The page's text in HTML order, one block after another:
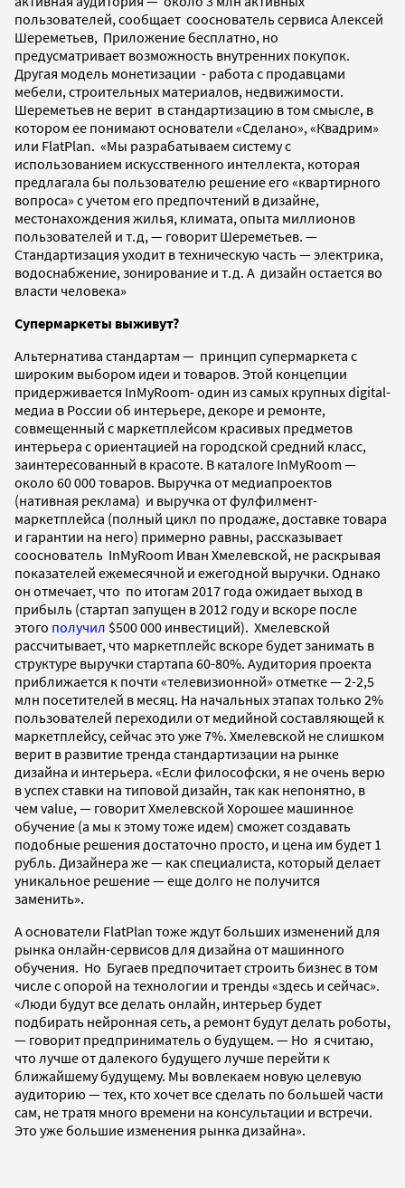
пользователей, сообщает сооснователь сервиса Алексей
Шереметьев, Приложение бесплатно, но
предусматривает возможность внутренних покупок.
Другая модель монетизации - работа с продавцами
мебели, строительных материалов, недвижимости.
Шереметьев не верит в стандартизацию в том смысле, в
котором ее понимают основатели «Сделано», «Квадрим»
или FlatPlan. «Мы разрабатываем систему с
использованием искусственного интеллекта, которая
предлагала бы пользователю решение его «квартирного
вопроса» с учетом его предпочтений в дизайне,
местонахождения жилья, климата, опыта миллионов
пользователей и т.д, — говорит Шереметьев. —
Стандартизация уходит в техническую часть — электрика,
водоснабжение, зонирование и т.д. А дизайн остается во
власти человека»
Супермаркеты выживут?
Альтернатива стандартам — принцип супермаркета с
широким выбором идеи и товаров. Этой концепции
придерживается InMyRoom- один из самых крупных digital-
медиа в России об интерьере, декоре и ремонте,
совмещенный с маркетплейсом красивых предметов
интерьера с ориентацией на городской средний класс,
заинтересованный в красоте. В каталоге InMyRoom —
около 60 000 товаров. Выручка от медиапроектов
(нативная реклама) и выручка от фулфилмент-
маркетплейса (полный цикл по продаже, доставке товара
и гарантии на него) примерно равны, рассказывает
сооснователь InMyRoom Иван Хмелевской, не раскрывая
показателей ежемесячной и ежегодной выручки. Однако
он отмечает, что по итогам 2017 года ожидает выход в
прибыль (стартап запущен в 2012 году и вскоре после
этого получил $500 000 инвестиций). Хмелевской
рассчитывает, что маркетплейс вскоре будет занимать в
структуре выручки стартапа 60-80%. Аудитория проекта
приближается к почти «телевизионной» отметке — 2-2,5
млн посетителей в месяц. На начальных этапах только 2%
пользователей переходили от медийной составляющей к
маркетплейсу, сейчас это уже 7%. Хмелевской не слишком
верит в развитие тренда стандартизации на рынке
дизайна и интерьера. «Если философски, я не очень верю
в успех ставки на типовой дизайн, так как непонятно, в
чем value, — говорит Хмелевской Хорошее машинное
обучение (а мы к этому тоже идем) сможет создавать
подобные решения достаточно просто, и цена им будет 1
рубль. Дизайнера же — как специалиста, который делает
уникальное решение — еще долго не получится
заменить».
А основатели FlatPlan тоже ждут больших изменений для
рынка онлайн-сервисов для дизайна от машинного
обучения. Но Бугаев предпочитает строить бизнес в том
числе с опорой на технологии и тренды «здесь и сейчас».
«Люди будут все делать онлайн, интерьер будет
подбирать нейронная сеть, а ремонт будут делать роботы,
— говорит предприниматель о будущем. — Но я считаю,
что лучше от далекого будущего лучше перейти к
ближайшему будущему. Мы вовлекаем новую целевую
аудиторию — тех, кто хочет все сделать по большей части
сам, не тратя много времени на консультации и встречи.
Это уже большие изменения рынка дизайна».